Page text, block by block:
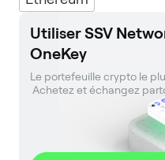
Utiliser SSV
OneKey
Le portefeuille crypto le
Achetez et échangez